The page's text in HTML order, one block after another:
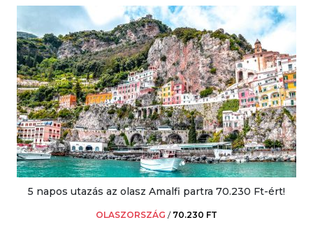
5 napos utazás az olasz Amalfi partra 70.230 Ft-ért!
OLASZORSZÁG / 70.230 FT